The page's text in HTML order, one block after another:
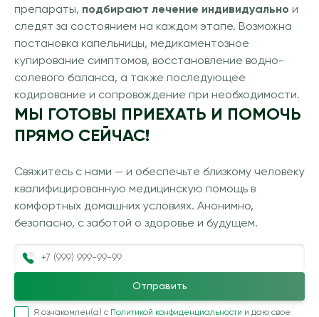
препараты, подбирают лечение индивидуально и
следят за состоянием на каждом этапе. Возможна
постановка капельницы, медикаментозное
купирование симптомов, восстановление водно-
солевого баланса, а также последующее
кодирование и сопровождение при необходимости.
МЫ ГОТОВЫ ПРИЕХАТЬ И ПОМОЧЬ
ПРЯМО СЕЙЧАС!
Свяжитесь с нами — и обеспечьте близкому человеку
квалифицированную медицинскую помощь в
комфортных домашних условиях. Анонимно,
безопасно, с заботой о здоровье и будущем.
Отправить
Я ознакомлен(а) с Политикой конфиденциальности и даю свое